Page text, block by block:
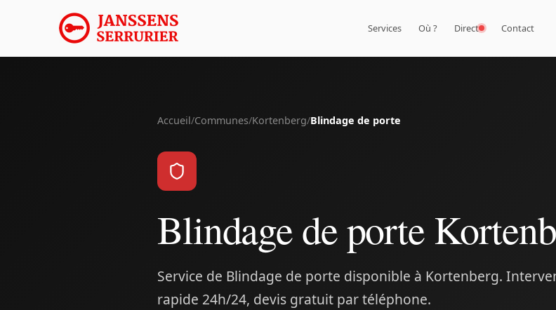
Services Où ? Direct Contact
Accueil/Communes/Kortenberg/Blindage de porte
Blindage de porte
Service de Blindage de porte disponible à Kortenberg.
rapide 24h/24, devis gratuit par téléphone.